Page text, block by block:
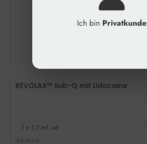
REVOLAX™ Sub-Q mit Lidocaine
1 x 1,1 ml. ab
45,60€
Ich bin Privatkunde